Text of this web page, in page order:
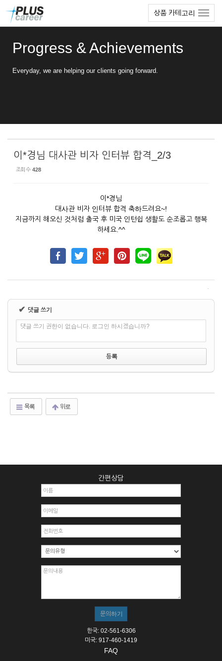
상품 카테고리
Progress & Achievements
Everyday, we are helping our clients going forward.
이*경님 대사관 비자 인터뷰 합격_2/3
조회 수 428
이*경님
대사관 비자 인터뷰 합격 축하드려요~!
지금까지 해오신 것처럼 출국 후 미국 인턴쉽 생활도 순조롭고 행복
하세요.^^
✔ 댓글 쓰기
댓글 쓰기 권한이 없습니다. 로그인 하시겠습니까?
목록 위로
간편상담
한국: 02-561-6306
미국: 917-460-1419
FAQ